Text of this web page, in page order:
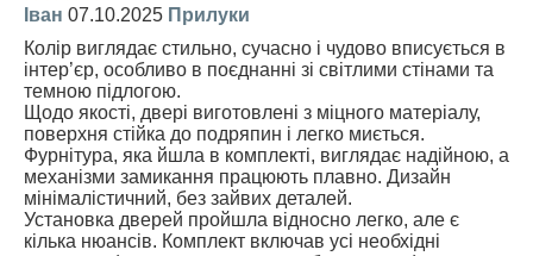
Іван 07.10.2025 Прилуки
Колір виглядає стильно, сучасно і чудово вписується в
інтер’єр, особливо в поєднанні зі світлими стінами та
темною підлогою.
Щодо якості, двері виготовлені з міцного матеріалу,
поверхня стійка до подряпин і легко миється.
Фурнітура, яка йшла в комплекті, виглядає надійною, а
механізми замикання працюють плавно. Дизайн
мінімалістичний, без зайвих деталей.
Установка дверей пройшла відносно легко, але є
кілька нюансів. Комплект включав усі необхідні